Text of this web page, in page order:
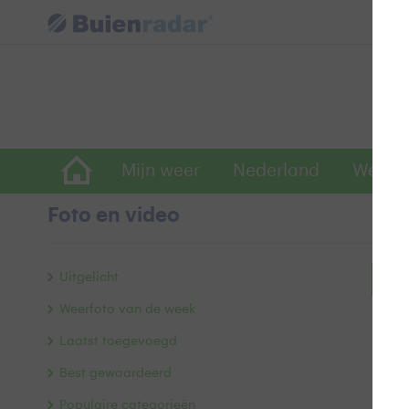
Mijn weer Nederland
Foto en video
Uitgelicht
Weerfoto van de week
Laatst toegevoegd
Best gewaardeerd
Populaire categorieën